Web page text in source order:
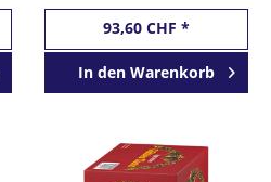
93,60 CHF *
In den Warenkorb